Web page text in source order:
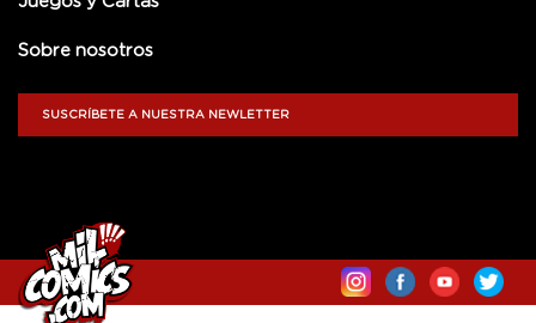
Sobre nosotros
SUSCRÍBETE A NUESTRA NEWLETTER